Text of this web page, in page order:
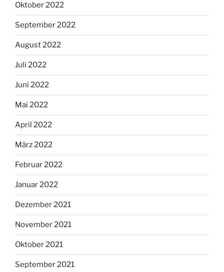
Oktober 2022
September 2022
August 2022
Juli 2022
Juni 2022
Mai 2022
April 2022
März 2022
Februar 2022
Januar 2022
Dezember 2021
November 2021
Oktober 2021
September 2021